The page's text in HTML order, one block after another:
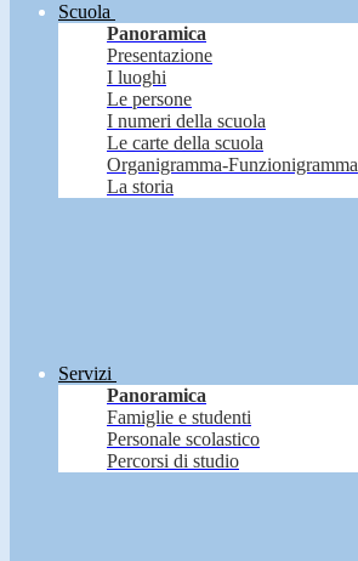
Scuola
Panoramica
Presentazione
I luoghi
Le persone
I numeri della scuola
Le carte della scuola
Organigramma-Funzionigramma
La storia
Servizi
Panoramica
Famiglie e studenti
Personale scolastico
Percorsi di studio